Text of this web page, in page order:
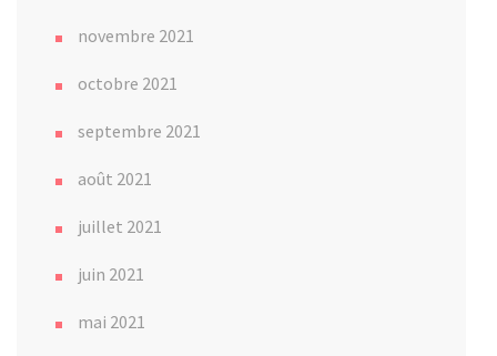
novembre 2021
octobre 2021
septembre 2021
août 2021
juillet 2021
juin 2021
mai 2021